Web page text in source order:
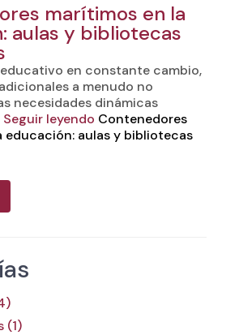
marítimos en la
aulas y bibliotecas
en constante cambio,
a menudo no
necesidades dinámicas
Seguir leyendo Contenedores
educación: aulas y bibliotecas
(1)